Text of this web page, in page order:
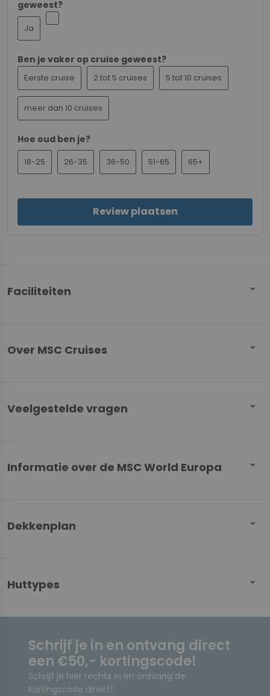
geweest?
Ja
Ben je vaker op cruise geweest?
Eerste cruise 2 tot 5 cruises 5 tot 10 cruises
meer dan 10 cruises
Hoe oud ben je?
18-25 26-35 36-50 51-65 65+
Review plaatsen
Faciliteiten
Over MSC Cruises
Veelgestelde vragen
Informatie over de MSC World Europa
Dekkenplan
Huttypes
Schrijf je in en ontvang direct
een €50,- kortingscode!
Schrijf je hier rechts in en ontvang de
kortingscode direct!